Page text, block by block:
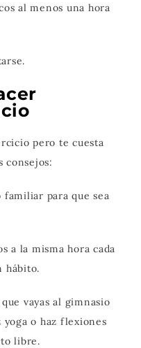
al menos una hora
pero te cuesta
consejos:
familiar para que sea
a la misma hora cada
hábito.
vayas al gimnasio
yoga o haz flexiones
libre.